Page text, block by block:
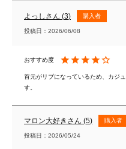
よっし 3 購入者
投稿日 2026/06/08
首元がリブになっているため、カジ
す。
マロン大好き 5 購入者
投稿日 2026/05/24